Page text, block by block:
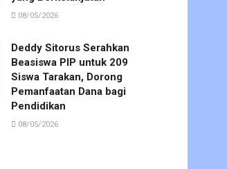
08/05/2026
Deddy Sitorus Serahkan
Beasiswa PIP untuk 209
Siswa Tarakan, Dorong
Pemanfaatan Dana bagi
Pendidikan
08/05/2026